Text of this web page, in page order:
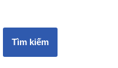
Tìm kiếm